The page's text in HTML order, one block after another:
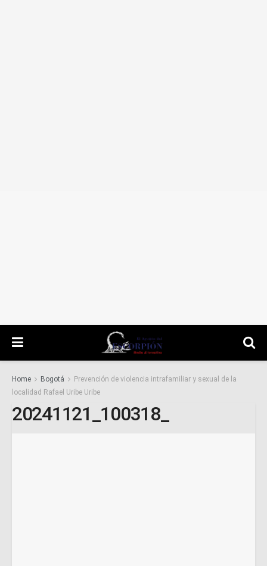
Home Bogotá
Prevención de violencia intrafamiliar y sexual de la
localidad Rafael Uribe Uribe
20241121_100318_